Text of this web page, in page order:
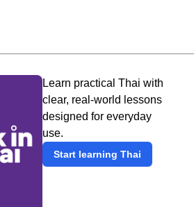
Learn practical Thai with
clear, real-world lessons
designed for everyday
use.
Start learning Thai